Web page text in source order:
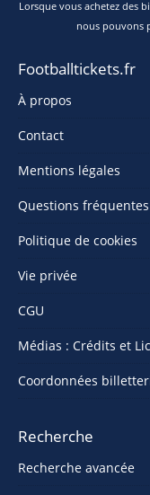
Lorsque vous achetez des
nous pouvons
Footballtickets.fr
À propos
Contact
Mentions légales
Questions fréquentes
Politique de cookies
Vie privée
CGU
Médias : Crédits et
Coordonnées
Recherche
Recherche avancée